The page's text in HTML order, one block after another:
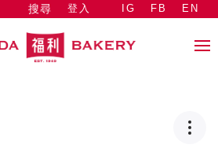
搜尋 登入 IG FB EN